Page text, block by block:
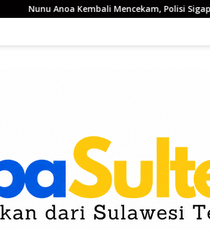
Nunu Anoa Kembali Mencekam, Polisi Sigap